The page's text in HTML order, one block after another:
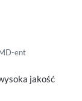
ent
jakość